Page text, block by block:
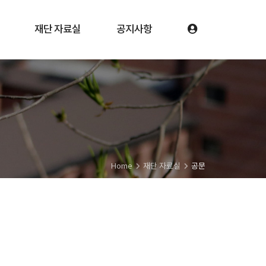
재단 자료실 공지사항
Home 재단 자료실 공문